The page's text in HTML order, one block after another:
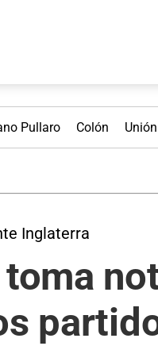
Pullaro Colón Unión
Inglaterra